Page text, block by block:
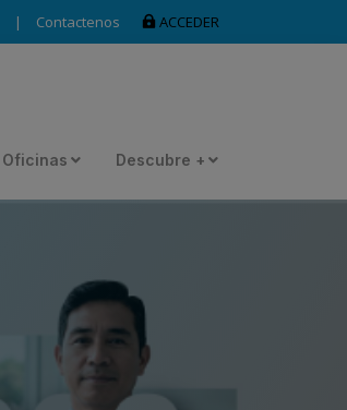
ACCEDER
| Contactenos
Oficinas Descubre +